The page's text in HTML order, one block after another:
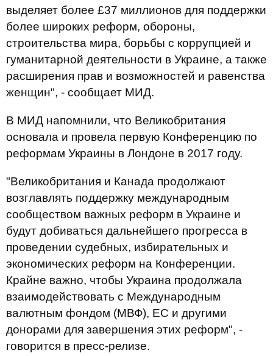
выделяет более £37 миллионов для поддержки
более широких реформ, обороны,
строительства мира, борьбы с коррупцией и
гуманитарной деятельности в Украине, а также
расширения прав и возможностей и равенства
женщин", - сообщает МИД.
В МИД напомнили, что Великобритания
основала и провела первую Конференцию по
реформам Украины в Лондоне в 2017 году.
"Великобритания и Канада продолжают
возглавлять поддержку международным
сообществом важных реформ в Украине и
будут добиваться дальнейшего прогресса в
проведении судебных, избирательных и
экономических реформ на Конференции.
Крайне важно, чтобы Украина продолжала
взаимодействовать с Международным
валютным фондом (МВФ), ЕС и другими
донорами для завершения этих реформ", -
говорится в пресс-релизе.